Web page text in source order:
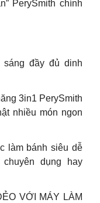
PerySmith chính
đầy đủ dinh
3in1 PerySmith
nhiều món ngon
làm bánh siêu dễ
dụng hay
VỚI MÁY LÀM